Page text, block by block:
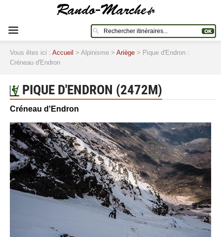
Vous êtes ici : Accueil > Alpinisme > Ariège > Pique d'Endron :
Créneau d'Endron
PIQUE D'ENDRON (2472M)
Créneau d'Endron